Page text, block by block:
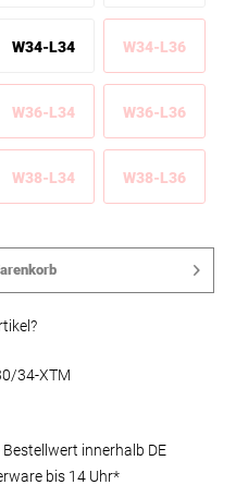
W34-L34 W34-L36
W36-L34 W36-L36
W38-L34 W38-L36
34-XTM
innerhalb DE
bis 14 Uhr*